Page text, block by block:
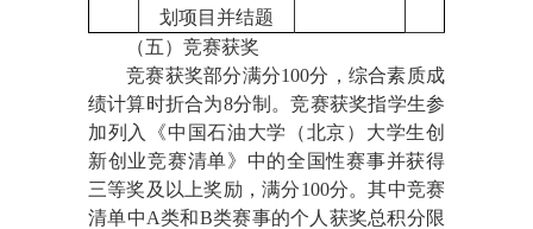
划项目并结题
（五）竞赛获奖
竞赛获奖部分满分100分，综合素质成
绩计算时折合为8分制。竞赛获奖指学生参
加列入《中国石油大学（北京）大学生创
新创业竞赛清单》中的全国性赛事并获得
三等奖及以上奖励，满分100分。其中竞赛
清单中A类和B类赛事的个人获奖总积分限